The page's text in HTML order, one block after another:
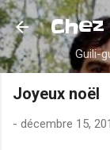
Guili-
Joyeux noël
- décembre 15,